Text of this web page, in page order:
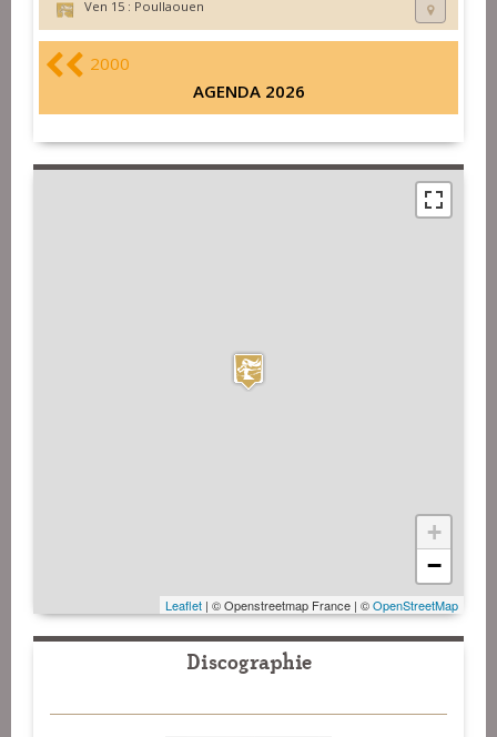
Ven 15 : Poullaouen
2000
AGENDA 2026
+
−
Leaflet | © Openstreetmap France | ©OpenStreetMap
Discographie